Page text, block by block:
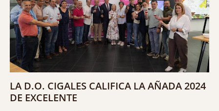
LA D.O. CIGALES CALIFICA LA AÑADA 2024
DE EXCELENTE